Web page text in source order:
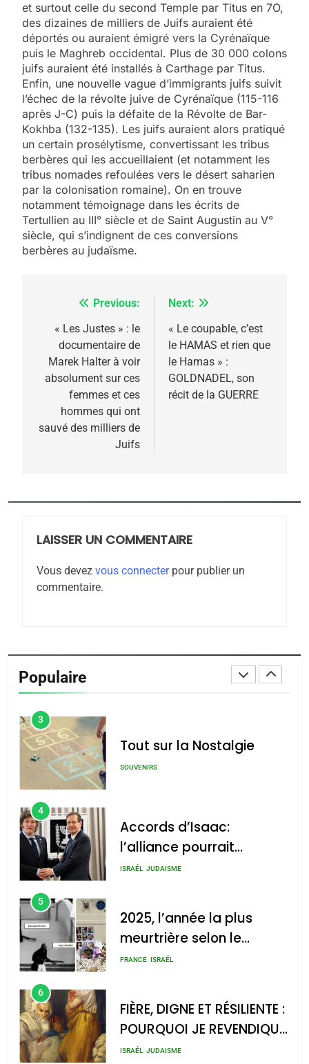
et surtout celle du second Temple par Titus en 7O,
des dizaines de milliers de Juifs auraient été
déportés ou auraient émigré vers la Cyrénaïque
puis le Maghreb occidental. Plus de 30 000 colons
juifs auraient été installés à Carthage par Titus.
Enfin, une nouvelle vague d’immigrants juifs suivit
l’échec de la révolte juive de Cyrénaïque (115-116
après J-C) puis la défaite de la Révolte de Bar-
Kokhba (132-135). Les juifs auraient alors pratiqué
un certain prosélytisme, convertissant les tribus
berbères qui les accueillaient (et notamment les
tribus nomades refoulées vers le désert saharien
par la colonisation romaine). On en trouve
notamment témoignage dans les écrits de
Tertullien au III° siècle et de Saint Augustin au V°
siècle, qui s’indignent de ces conversions
berbères au judaïsme.
Navigation
l’article
Previous:
« Les Justes » : le
documentaire de
Marek Halter à voir
absolument sur ces
femmes et ces
hommes qui ont
sauvé des milliers de
Juifs
Next:
« Le coupable, c’est
le HAMAS et rien que
le Hamas » :
GOLDNADEL, son
récit de la GUERRE
LAISSER UN COMMENTAIRE
Vous devez vous connecterpour publier un
commentaire.
Populaire
5
2025, l’année la plus
meurtrière selon le
rapport d’ADL contre
l’antisémitisme
FRANCE ISRAÉL
POURQUOI JE REVENDIQUE
MA JUDAÏTE par Thérèse
Zrihen-Dvir
ISRAÉL JUDAISME
CE QUI NOUS MANQUE –
Jacques Hadida
JUDAISME
Azilal consacrés produits
DAFINA MAROC
1
De Loya Stauber
guerre»: La nouvelle
chanson de Boy George
3
Tout sur la Nostalgie
SOUVENIRS
4
Accords d’Isaac:
l’alliance pourrait
s’étendre à 13 pays
ISRAÉL JUDAISME
5
2025, l’année la plus
meurtrière selon le
rapport d’ADL contre
FRANCE ISRAÉL
6
FIÈRE, DIGNE ET RÉSILIENTE :
POURQUOI JE REVENDIQUE
MA JUDAÏTE par Thérèse
ISRAÉL JUDAISME